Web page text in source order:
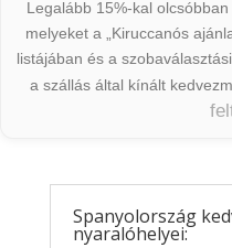
Legalább 15%-kal
melyeket a „Kiruccanós
listájában és a
a szállás által kínált
Spanyolország
nyaralóhelyei: